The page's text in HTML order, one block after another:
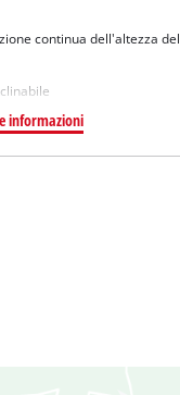
continua dell'altezza del
informazioni